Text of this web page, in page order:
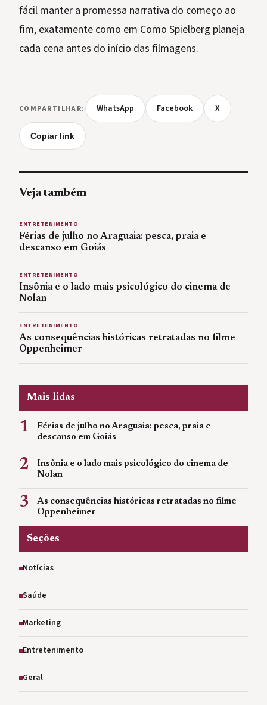
fácil manter a promessa narrativa do começo ao
fim, exatamente como em Como Spielberg planeja
cada cena antes do início das filmagens.
COMPARTILHAR: WhatsApp Facebook X
Copiar link
Veja também
ENTRETENIMENTO
Férias de julho no Araguaia: pesca, praia e
descanso em Goiás
ENTRETENIMENTO
Insônia e o lado mais psicológico do cinema de
Nolan
ENTRETENIMENTO
As consequências históricas retratadas no filme
Oppenheimer
Mais lidas
1
Férias de julho no Araguaia: pesca, praia e
descanso em Goiás
2
Insônia e o lado mais psicológico do cinema de
Nolan
3
As consequências históricas retratadas no filme
Oppenheimer
Seções
Notícias
Saúde
Marketing
Entretenimento
Geral